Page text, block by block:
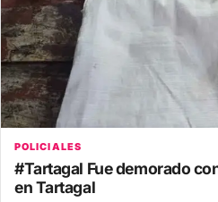
POLICIALES
#Tartagal Fue demorado
en Tartagal